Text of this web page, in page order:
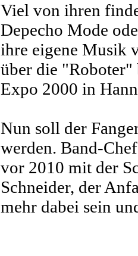
Viel von ihren
Depecho Mode
ihre eigene Musik
über die "Roboter"
Expo 2000 in
Nun soll der
werden. Band-
vor 2010 mit der
Schneider, der
mehr dabei sein